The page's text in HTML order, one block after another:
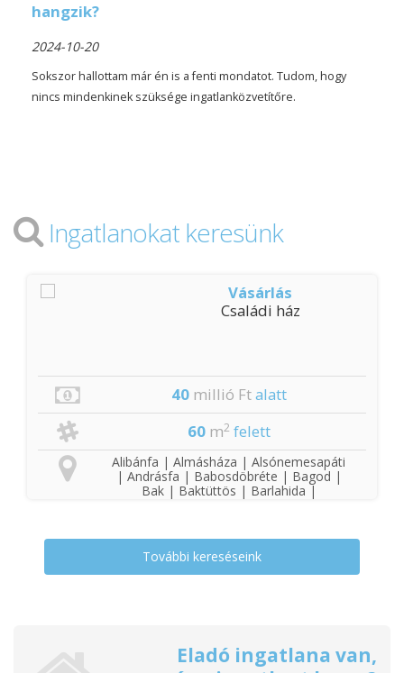
hangzik?
2024-10-20
Sokszor hallottam már én is a fenti mondatot. Tudom, hogy
nincs mindenkinek szüksége ingatlanközvetítőre.
Ingatlanokat keresünk
Vásárlás
Családi ház
40 millió Ftalatt
60 m2 felett
Alibánfa | Almásháza | Alsónemesapáti
| Andrásfa | Babosdöbréte | Bagod |
Bak | Baktüttös | Barlahida |
Becsvölgye | Bezeréd | Bocfölde |
Csonkahegyhát | Döbörhegy |
Dobronhegy | Dötk | Egervár |
Gellénháza | Gersekarát | Gétye |
Kávás | Kehidakustány | Kemendollár |
Keménfa | Kisbucsa | Kiskutas | Kispáli
További kereséseink
Eladó ingatlana van,